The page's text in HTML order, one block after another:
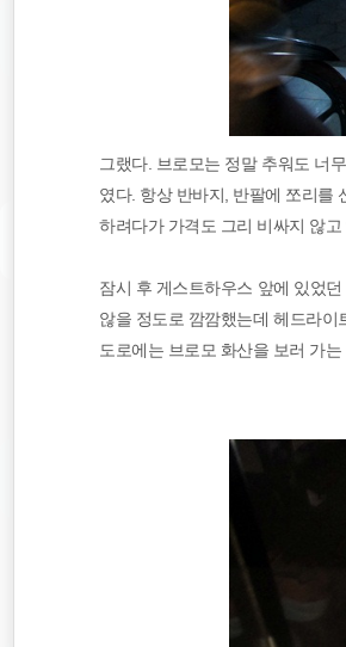
그랬다. 브로모는 정말 추워도 너
였다. 항상 반바지, 반팔에 쪼리를
하려다가 가격도 그리 비싸지 않
잠시 후 게스트하우스 앞에 있었
않을 정도로 깜깜했는데 헤드라
도로에는 브로모 화산을 보러 가